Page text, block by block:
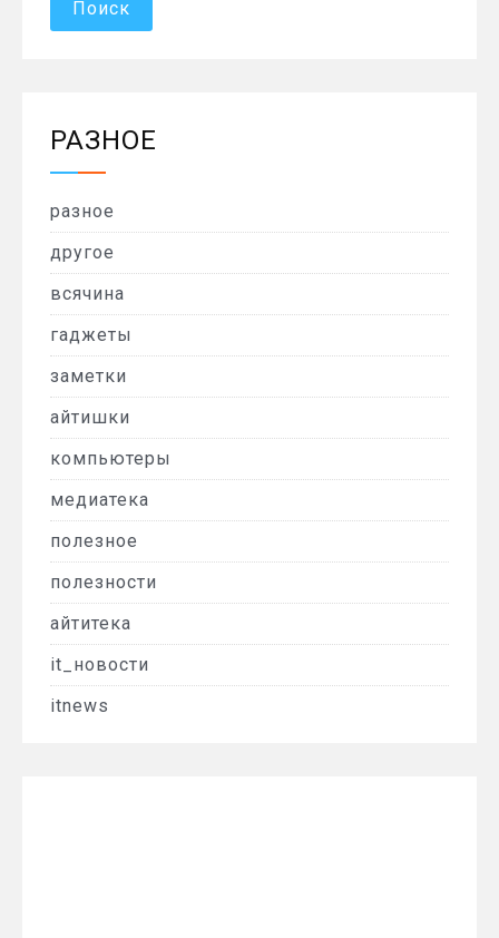
РАЗНОЕ
разное
другое
всячина
гаджеты
заметки
айтишки
компьютеры
медиатека
полезное
полезности
айтитека
it_новости
itnews